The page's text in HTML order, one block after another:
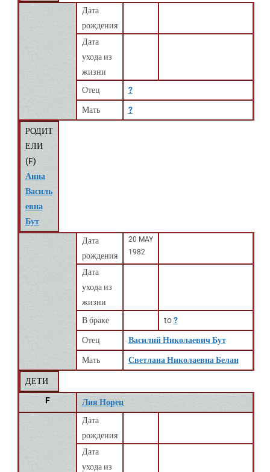
Дата
рождения
Дата
ухода из
жизни
Отец
?
Мать ?
РОДИТ
ЕЛИ
(F)
Анна
Василь
евна
Бут
Дата
рождения
20 MAY
1982
Дата
ухода из
жизни
В браке
to?
Отец Василий Николаевич Бут
Мать Светлана Николаевна Белан
ДЕТИ
F
Лия Норец
Дата
рождения
Дата
ухода из